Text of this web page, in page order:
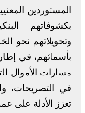
المستوردين
بكشوفاتهم
وتحويلاتهم نحو
بأسمائهم، في
مسارات الأموال
في التصريحات،
تعزز الأدلة على